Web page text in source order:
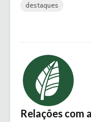
destaques
Relações com